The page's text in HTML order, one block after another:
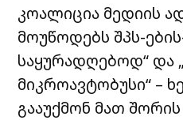
კოალიცია მედიის
მოუწოდებს შპს-
საყურადღებოდ“ და
მიკროავტობუსი“ –
გააუქმონ მათ